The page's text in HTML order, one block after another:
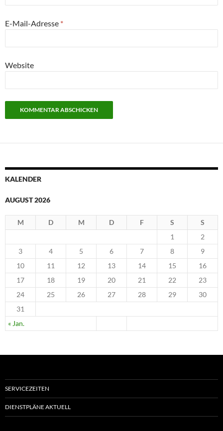
E-Mail-Adresse *
Website
KALENDER
AUGUST 2026
M D M D F S S
« Jan.
1
2
3
4 5 6 7 8
9
10
11 12 13 14 15
16
17
18 19 20 21 22
23
24
25 26 27 28 29
30
31
SERVICEZEITEN
DIENSTPLÄNE AKTUELL